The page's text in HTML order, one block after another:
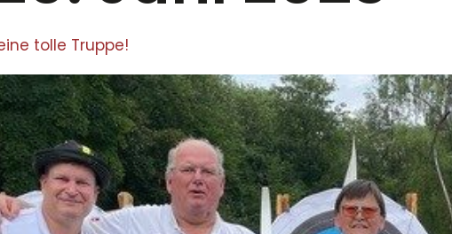
tolle Truppe!